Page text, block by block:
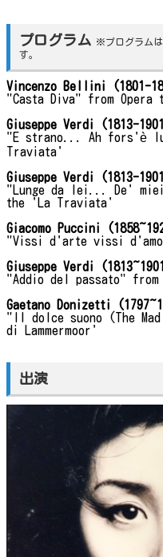
プログラム ※プログラムは
す。
Vincenzo Bellini (1801-
"Casta Diva" from Opera
Giuseppe Verdi (1813-
"E strano... Ah fors'è
Traviata'
Giuseppe Verdi (1813-
"Lunge da lei... De'
the 'La Traviata'
Giacomo Puccini
"Vissi d'arte vissi
Giuseppe Verdi
"Addio del passato"
Gaetano Donizetti
"Il dolce suono (The
di Lammermoor'
出演